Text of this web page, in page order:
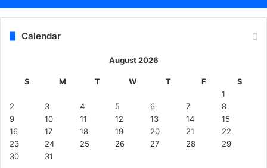
Calendar
August 2026
S M T W T F
S
1
2
3 4 5 6 7
8
9
10 11 12 13 14
15
16
17 18 19 20 21
22
23
24 25 26 27 28
29
30
31